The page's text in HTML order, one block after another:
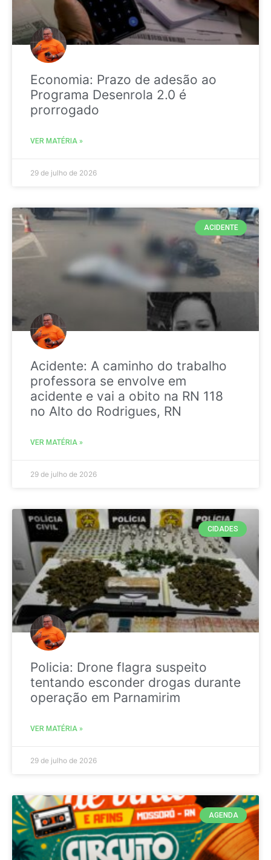
Economia: Prazo de adesão ao
Programa Desenrola 2.0 é
prorrogado
VER MATÉRIA »
29 de julho de 2026
ACIDENTE
Acidente: A caminho do trabalho
professora se envolve em
acidente e vai a obito na RN 118
no Alto do Rodrigues, RN
VER MATÉRIA »
29 de julho de 2026
CIDADES
Policia: Drone flagra suspeito
tentando esconder drogas durante
operação em Parnamirim
VER MATÉRIA »
29 de julho de 2026
AGENDA